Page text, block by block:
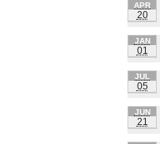
APR
20
JAN
01
JUL
05
JUN
21